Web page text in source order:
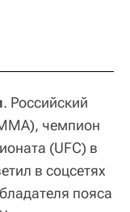
. Российский
чемпион
(UFC) в
в соцсетях
пояса